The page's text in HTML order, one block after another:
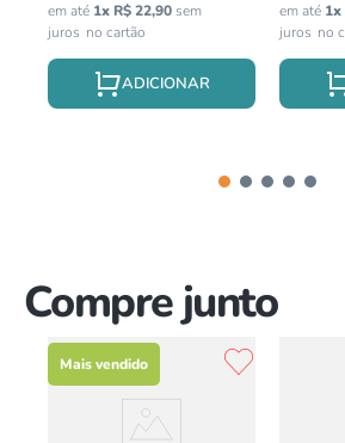
em até 1x R$22,90sem
juros
em até 1x
juros
Compre junto
Mais vendido